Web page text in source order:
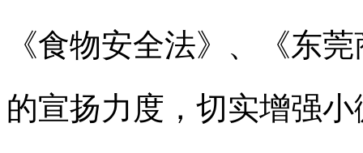
《食物安全法》、《东莞
的宣扬力度，切实增强